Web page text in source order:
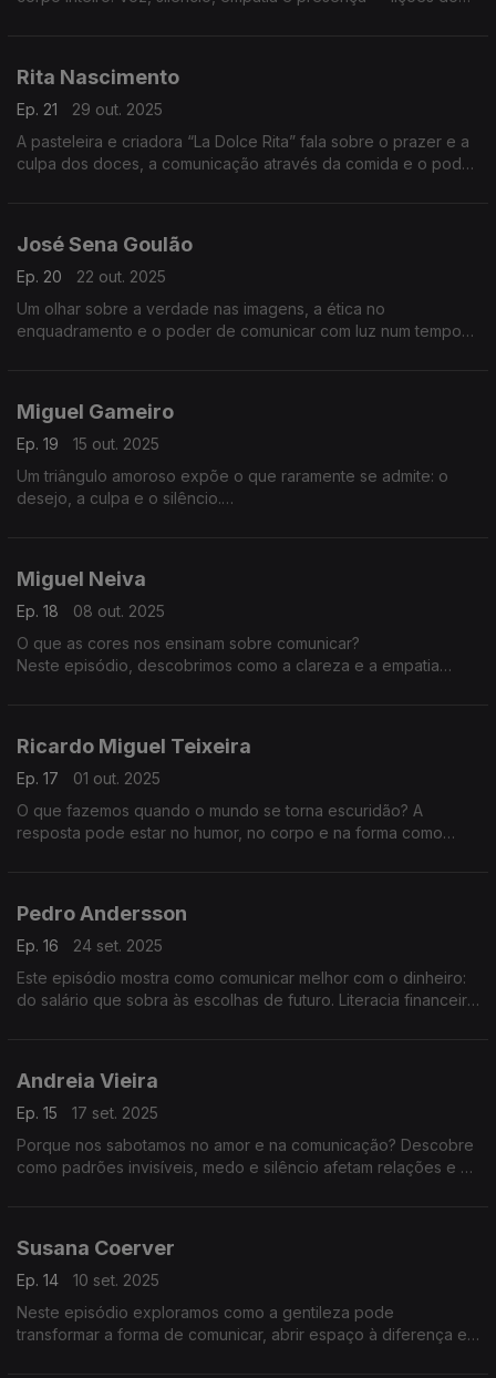
Rita Nascimento
Ep. 21
29 out. 2025
A pasteleira e criadora “La Dolce Rita” fala sobre o prazer e a
culpa dos doces, a comunicação através da comida e o poder
José Sena Goulão
Ep. 20
22 out. 2025
Um olhar sobre a verdade nas imagens, a ética no
enquadramento e o poder de comunicar com luz num tempo
Miguel Gameiro
Ep. 19
15 out. 2025
Um triângulo amoroso expõe o que raramente se admite: o
desejo, a culpa e o silêncio.
Miguel Neiva
Ep. 18
08 out. 2025
O que as cores nos ensinam sobre comunicar?
Neste episódio, descobrimos como a clareza e a empatia
Ricardo Miguel Teixeira
Ep. 17
01 out. 2025
O que fazemos quando o mundo se torna escuridão? A
resposta pode estar no humor, no corpo e na forma como
Pedro Andersson
Ep. 16
24 set. 2025
Este episódio mostra como comunicar melhor com o dinheiro:
do salário que sobra às escolhas de futuro. Literacia financeira
Andreia Vieira
Ep. 15
17 set. 2025
Porque nos sabotamos no amor e na comunicação? Descobre
como padrões invisíveis, medo e silêncio afetam relações e o
Susana Coerver
Ep. 14
10 set. 2025
Neste episódio exploramos como a gentileza pode
transformar a forma de comunicar, abrir espaço à diferença e